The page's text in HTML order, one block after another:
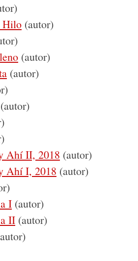
Hilo (autor)
(autor)
(autor)
(autor)
Ahí II, 2018 (autor)
Ahí I, 2018 (autor)
I (autor)
II (autor)